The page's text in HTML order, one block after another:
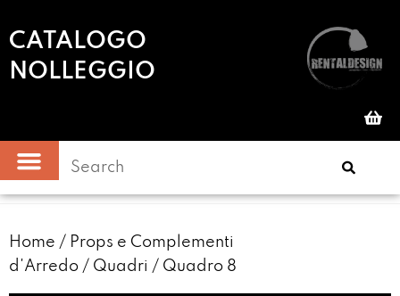
CATALOGO
NOLLEGGIO
Home / Props e Complementi
d'Arredo / Quadri / Quadro 8